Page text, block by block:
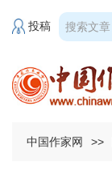
投稿
中国作家网 >>